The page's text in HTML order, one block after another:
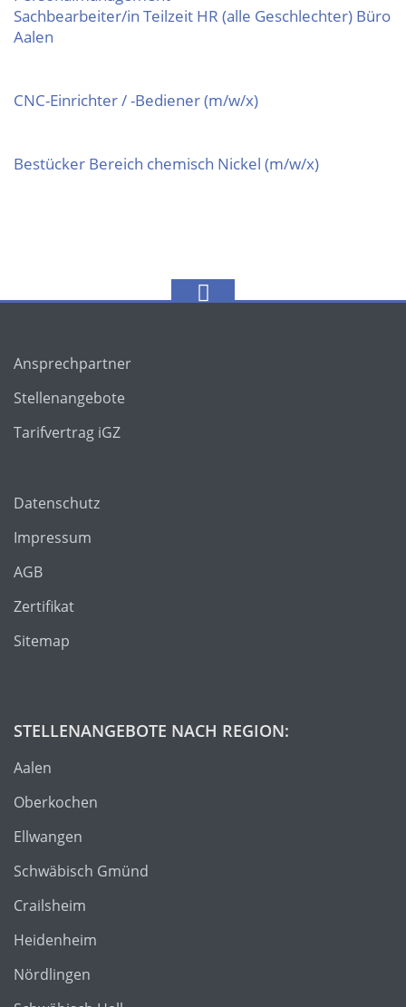
Sachbearbeiter/in Teilzeit HR (alle Geschlechter) Büro
Aalen
CNC-Einrichter / -Bediener (m/w/x)
Bestücker Bereich chemisch Nickel (m/w/x)
Ansprechpartner
Stellenangebote
Tarifvertrag iGZ
Datenschutz
Impressum
AGB
Zertifikat
Sitemap
STELLENANGEBOTE NACH REGION:
Aalen
Oberkochen
Ellwangen
Schwäbisch Gmünd
Crailsheim
Heidenheim
Nördlingen